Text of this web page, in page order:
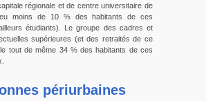
régionale et de centre universitaire de
moins de 10 % des habitants de ces
étudiants). Le groupe des cadres et
supérieures (et des retraités de ce
tout de même 34 % des habitants de ces
périurbaines